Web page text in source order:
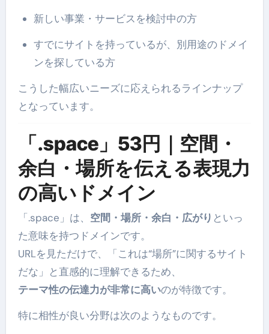
新しい事業・サービスを検討中の方
すでにサイトを持っているが、別用途のドメイ
ンを探している方
こうした幅広いニーズに応えられるラインナップ
となっています。
「.space」53円｜空間・
余白・場所を伝える表現力
の高いドメイン
「.space」は、 空間・場所・余白・広がり といっ
た意味を持つドメインです。
URLを見ただけで、「これは“場所”に関するサイト
だな」と直感的に理解できるため、
テーマ性の伝達力が非常に高いのが特徴です。
特に相性が良い分野は次のようなものです。